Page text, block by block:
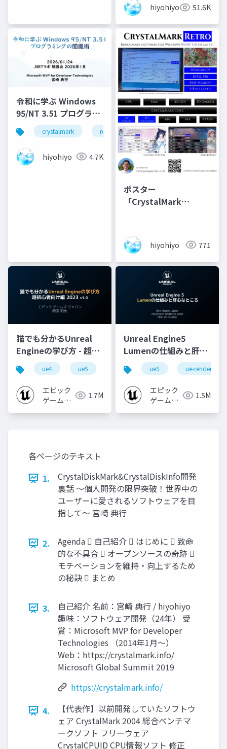
hiyohiyo 51.6K
令和に学ぶ Windows
95/NT 3.51 プログラミ
ングの闇魔術
crystalmark retro
hiyohiyo 4.7K
ポスター
「CrystalMark
hiyohiyo 771
猫でも分かるUnreal
Engineの学び方 - 超初
心者向け編 - 2023 v1.0
ue4 ue5 ue-beginner
エピック
ゲームズ
1.7M
Unreal Engine5
Lumenの仕組みと肝心
なところ
ue5 ue-rendering
エピック
ゲームズ
1.5M
各ページのテキスト
1.
CrystalDiskMark&CrystalDiskInfo開発
裏話 〜個人開発の限界突破！世界中の
ユーザーに愛されるソフトウェアを目
指して〜 宮崎 典行
2.
Agenda  自己紹介  はじめに  致命
的な不具合  オープンソースの奇跡 
モチベーションを維持・向上するため
の秘訣  まとめ
3.
自己紹介 名前：宮崎 典行 / hiyohiyo
趣味：ソフトウェア開発（24年） 受
賞：Microsoft MVP for Developer
Technologies （2014年1月～）
Web：https://crystalmark.info/
Microsoft Global Summit 2019
https://crystalmark.info/
4.
【代表作】以前開発していたソフトウ
ェア CrystalMark 2004 総合ベンチマ
ークソフト フリーウェア
CrystalCPUID CPU情報ソフト 修正